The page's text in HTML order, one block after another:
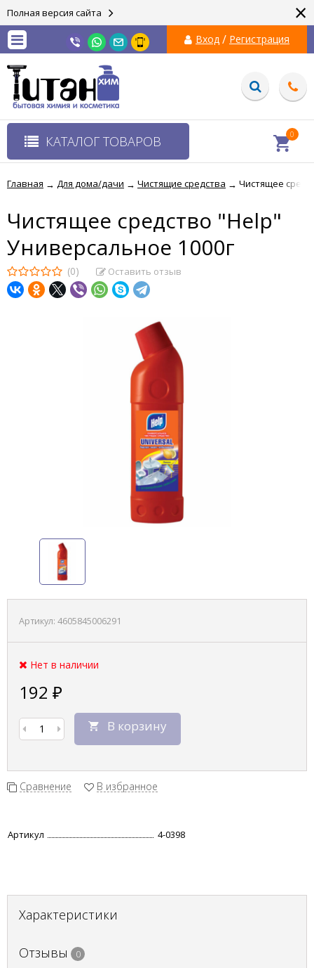
Полная версия сайта ×
Вход / Регистрация
КАТАЛОГ ТОВАРОВ 0
Главная → Для дома/дачи → Чистящие средства → Чистящее
Чистящее средство "Help"
Универсальное 1000г
(0) Оставить отзыв
Артикул: 4605845006291
Нет в наличии
192 ₽
В корзину
Сравнение В избранное
Артикул 4-0398
Характеристики
Отзывы 0